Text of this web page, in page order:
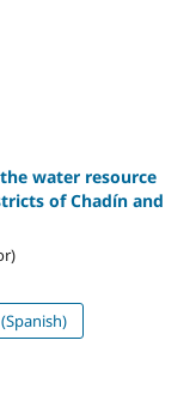
water resource
of Chadín and